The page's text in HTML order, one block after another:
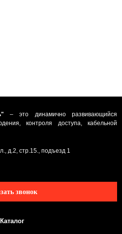
– это динамично развивающийся
контроля доступа, кабельной
д.2, стр.15., подъезд 1
звонок
Каталог